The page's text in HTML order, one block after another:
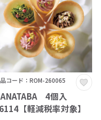
コード：ROM-260065
4個入
【軽減税率対象】